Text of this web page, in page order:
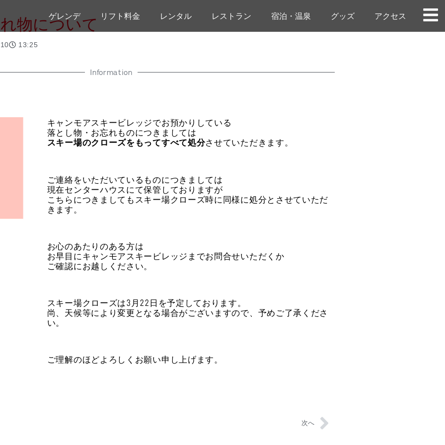
ゲレンデ リフト料金 レンタル レストラン 宿泊・温泉 グッズ アクセス
物について
13:25
Information
キャンモアスキービレッジでお預かりしている
落とし物・お忘れものにつきましては
スキー場のクローズをもってすべて処分させていただきます。
ご連絡をいただいているものにつきましては
現在センターハウスにて保管しておりますが
こちらにつきましてもスキー場クローズ時に同様に処分とさせていただ
きます。
お心のあたりのある方は
お早目にキャンモアスキービレッジまでお問合せいただくか
ご確認にお越しください。
スキー場クローズは3月22日を予定しております。
尚、天候等により変更となる場合がございますので、予めご了承くださ
い。
ご理解のほどよろしくお願い申し上げます。
次へ